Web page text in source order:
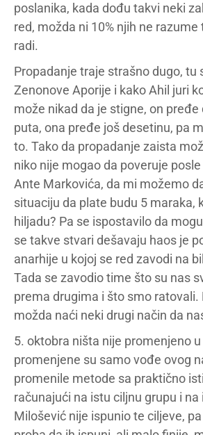
poslanika, kada dođu takvi neki
red, možda ni 10% njih ne
radi.
Propadanje traje strašno dugo, tu
Zenonove Aporije i kako Ahil juri
može nikad da je stigne, on
puta, ona pređe još desetinu, pa
to. Tako da propadanje zaista
niko nije mogao da poveruje
Ante Markovića, da mi možemo
situaciju da plate budu 5 maraka,
hiljadu? Pa se ispostavilo da
se takve stvari dešavaju haos je
anarhije u kojoj se red zavodi na
Tada se zavodio time što su nas
prema drugima i što smo ratovali.
možda naći neki drugi način da
5. oktobra ništa nije promenjeno
promenjene su samo vođe ovog
promenile metode sa praktično
računajući na istu ciljnu grupu i na
Milošević nije ispunio te ciljeve,